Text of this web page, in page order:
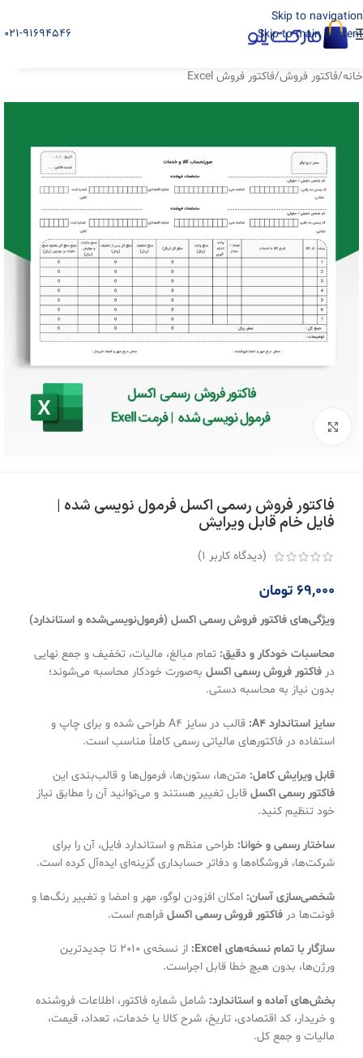
Skip to navigation
Skip to main content
021-91694546
خانه/فاکتور فروش/فاکتور فروش Excel
بزرگنمایی تصویر
فاکتور فروش رسمی اکسل فرمول نویسی شده |
فایل خام قابل ویرایش
(دیدگاه کاربر 1
)
69,000 تومان
ویژگی‌های فاکتور فروش رسمی اکسل (فرمول‌نویسی‌شده و استاندارد)
محاسبات خودکار و دقیق: تمام مبالغ، مالیات، تخفیف و جمع نهایی
در فاکتور فروش رسمی اکسل به‌صورت خودکار محاسبه می‌شوند؛
بدون نیاز به محاسبه دستی.
سایز استاندارد A4:
قالب در سایز A4 طراحی شده و برای چاپ و
استفاده در فاکتورهای مالیاتی رسمی کاملاً مناسب است.
قابل ویرایش کامل: متن‌ها، ستون‌ها، فرمول‌ها و قالب‌بندی این
فاکتور رسمی اکسل قابل تغییر هستند و می‌توانید آن را مطابق نیاز
خود تنظیم کنید.
ساختار رسمی و خوانا: طراحی منظم و استاندارد فایل، آن را برای
شرکت‌ها، فروشگاه‌ها و دفاتر حسابداری گزینه‌ای ایده‌آل کرده است.
شخصی‌سازی آسان: امکان افزودن لوگو، مهر و امضا و تغییر رنگ‌ها و
فونت‌ها در فاکتور فروش رسمی اکسل فراهم است.
سازگار با تمام نسخه‌های Excel:
از نسخه‌ی 2010 تا جدیدترین
ورژن‌ها، بدون هیچ خطا قابل اجراست.
بخش‌های آماده و استاندارد: شامل شماره فاکتور، اطلاعات فروشنده
و خریدار، کد اقتصادی، تاریخ، شرح کالا یا خدمات، تعداد، قیمت،
مالیات و جمع کل.